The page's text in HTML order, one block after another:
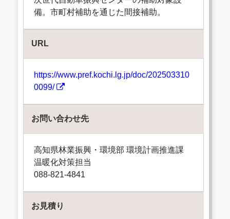
備。市町村補助を通じた間接補助。
URL
https://www.pref.kochi.lg.jp/doc/202503310
0099/
お問い合わせ先
高知県林業振興・環境部 環境計画推進課
温暖化対策担当
088-821-4841
お見積り